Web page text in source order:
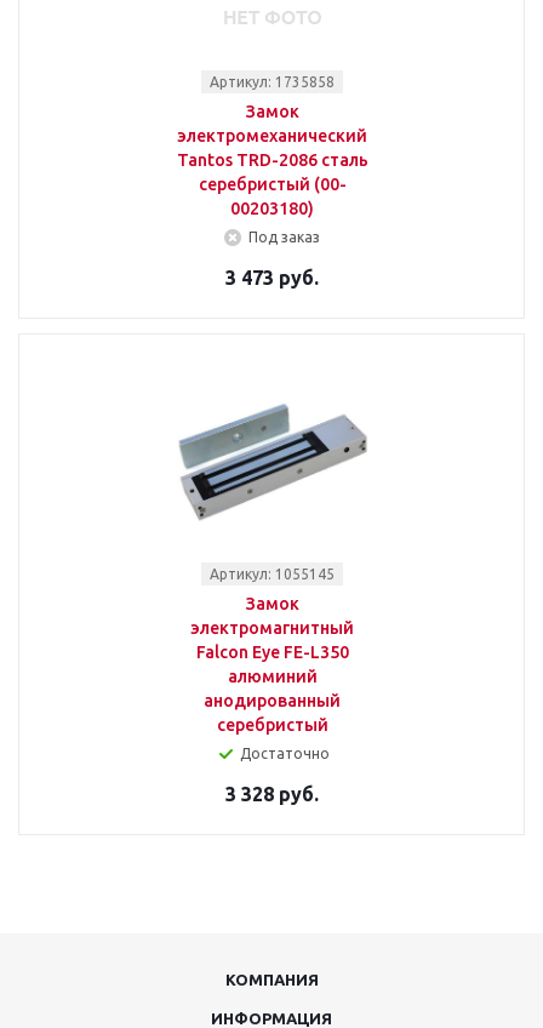
Артикул: 1735858
Замок
электромеханический
Tantos TRD-2086 сталь
серебристый (00-
00203180)
Под заказ
3 473 руб.
Артикул: 1055145
Замок
электромагнитный
Falcon Eye FE-L350
алюминий
анодированный
серебристый
Достаточно
3 328 руб.
КОМПАНИЯ
ИНФОРМАЦИЯ